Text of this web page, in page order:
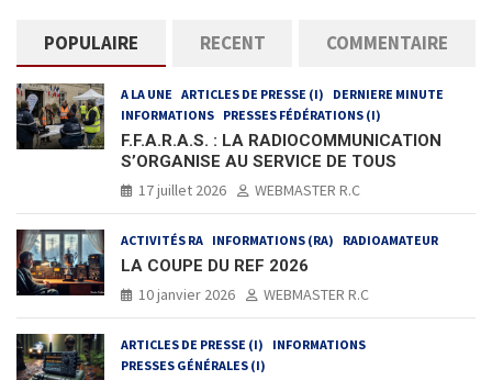
POPULAIRE RECENT COMMENTAIRE
A LA UNE ARTICLES DE PRESSE (I)
DERNIERE MINUTE
INFORMATIONS PRESSES FÉDÉRATIONS (I)
F.F.A.R.A.S. : LA RADIOCOMMUNICATION
S’ORGANISE AU SERVICE DE TOUS
17 juillet 2026
WEBMASTER R.C
ACTIVITÉS RA INFORMATIONS (RA) RADIOAMATEUR
LA COUPE DU REF 2026
10 janvier 2026
WEBMASTER R.C
ARTICLES DE PRESSE (I)
INFORMATIONS
PRESSES GÉNÉRALES (I)